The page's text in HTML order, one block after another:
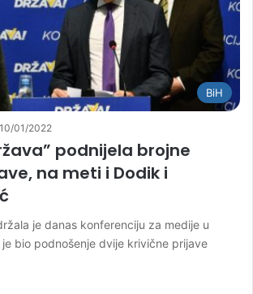
BiH
10/01/2022
podnijela brojne
na meti i Dodik i
je danas konferenciju za medije u
bio podnošenje dvije krivične prijave